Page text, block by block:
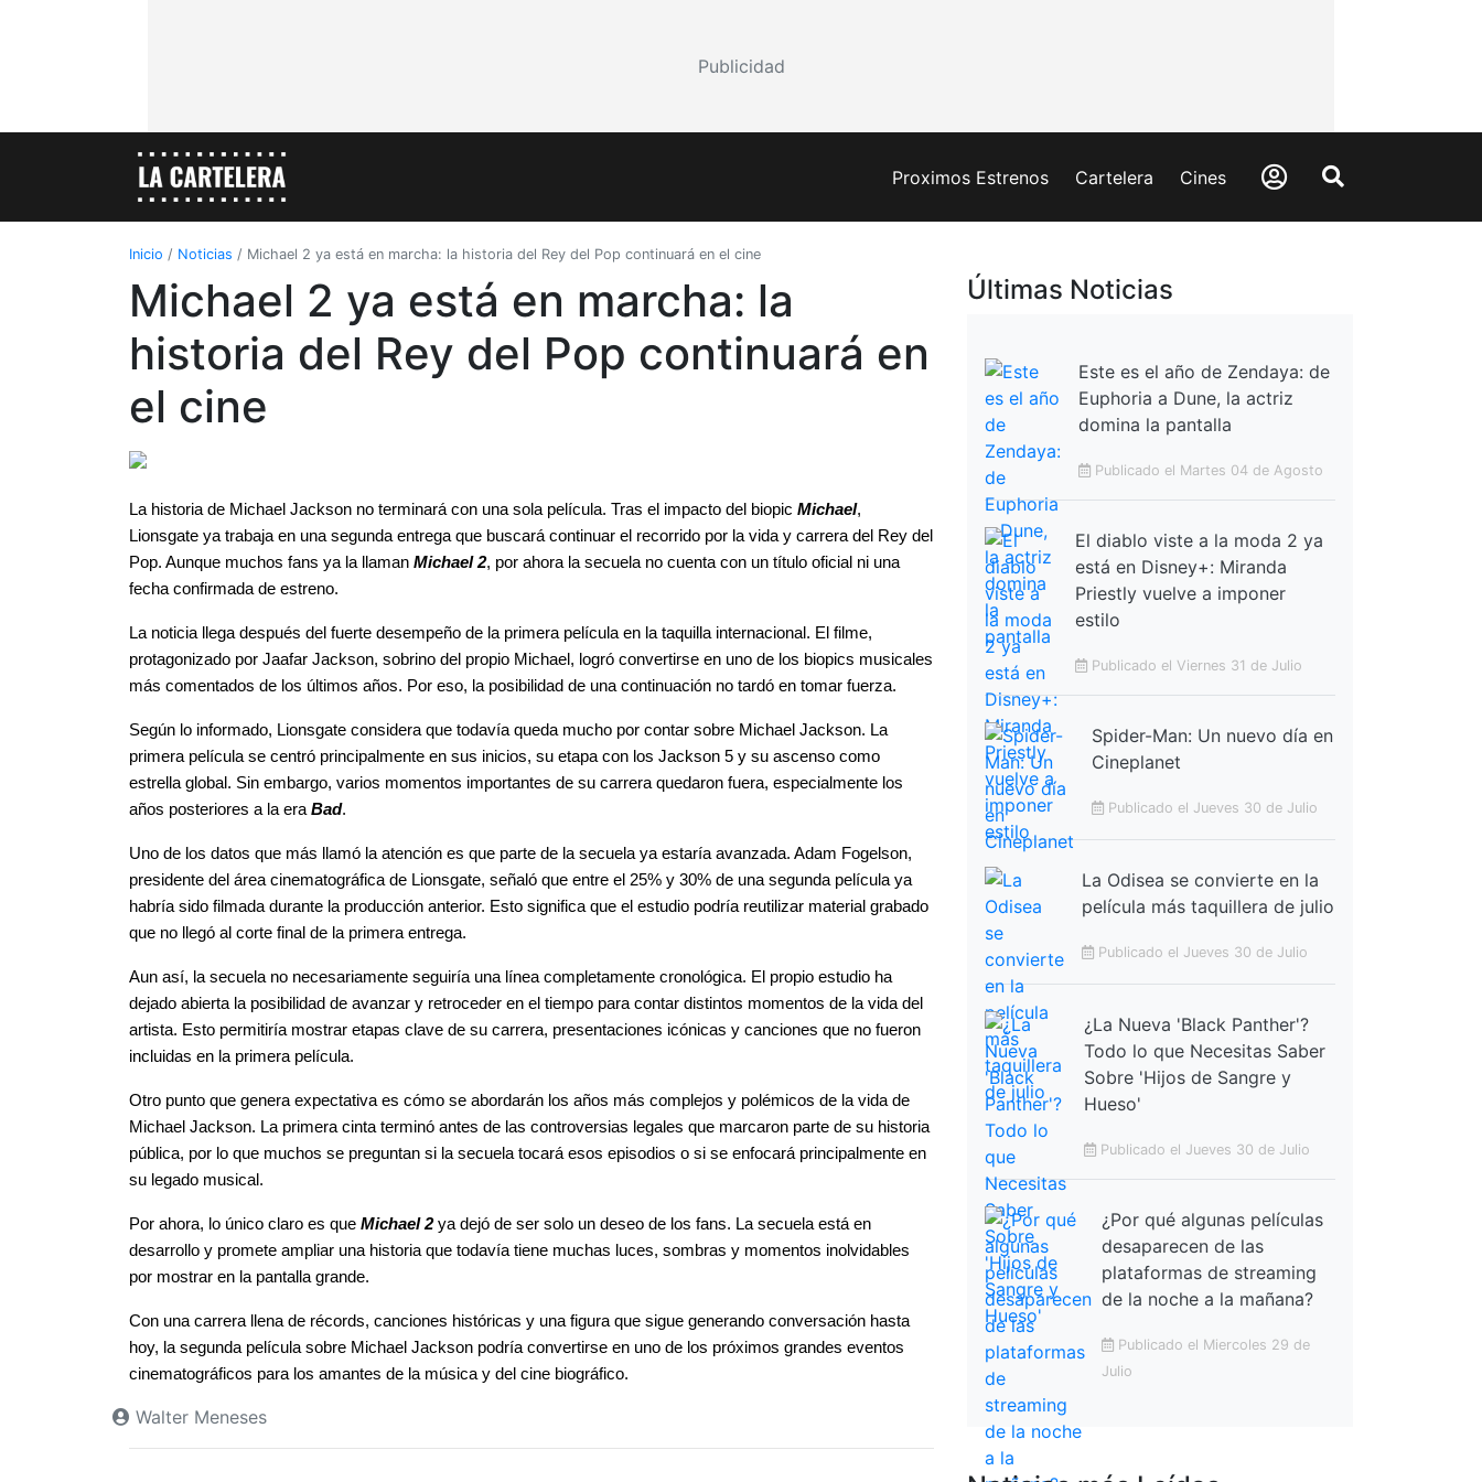
Publicidad
Proximos Estrenos Cartelera Cines
Inicio / Noticias / Michael 2 ya está en marcha: la historia del Rey del Pop continuará en el cine
Michael 2 ya está en marcha: la
historia del Rey del Pop continuará en
el cine
La historia de Michael Jackson no terminará con una sola película. Tras el impacto del biopic Michael,
Lionsgate ya trabaja en una segunda entrega que buscará continuar el recorrido por la vida y carrera del Rey del
Pop. Aunque muchos fans ya la llaman Michael 2, por ahora la secuela no cuenta con un título oficial ni una
fecha confirmada de estreno.
La noticia llega después del fuerte desempeño de la primera película en la taquilla internacional. El filme,
protagonizado por Jaafar Jackson, sobrino del propio Michael, logró convertirse en uno de los biopics musicales
más comentados de los últimos años. Por eso, la posibilidad de una continuación no tardó en tomar fuerza.
Según lo informado, Lionsgate considera que todavía queda mucho por contar sobre Michael Jackson. La
primera película se centró principalmente en sus inicios, su etapa con los Jackson 5 y su ascenso como
estrella global. Sin embargo, varios momentos importantes de su carrera quedaron fuera, especialmente los
años posteriores a la era Bad.
Uno de los datos que más llamó la atención es que parte de la secuela ya estaría avanzada. Adam Fogelson,
presidente del área cinematográfica de Lionsgate, señaló que entre el 25% y 30% de una segunda película ya
habría sido filmada durante la producción anterior. Esto significa que el estudio podría reutilizar material grabado
que no llegó al corte final de la primera entrega.
Aun así, la secuela no necesariamente seguiría una línea completamente cronológica. El propio estudio ha
dejado abierta la posibilidad de avanzar y retroceder en el tiempo para contar distintos momentos de la vida del
artista. Esto permitiría mostrar etapas clave de su carrera, presentaciones icónicas y canciones que no fueron
incluidas en la primera película.
Otro punto que genera expectativa es cómo se abordarán los años más complejos y polémicos de la vida de
Michael Jackson. La primera cinta terminó antes de las controversias legales que marcaron parte de su historia
pública, por lo que muchos se preguntan si la secuela tocará esos episodios o si se enfocará principalmente en
su legado musical.
Por ahora, lo único claro es que Michael 2 ya dejó de ser solo un deseo de los fans. La secuela está en
desarrollo y promete ampliar una historia que todavía tiene muchas luces, sombras y momentos inolvidables
por mostrar en la pantalla grande.
Con una carrera llena de récords, canciones históricas y una figura que sigue generando conversación hasta
hoy, la segunda película sobre Michael Jackson podría convertirse en uno de los próximos grandes eventos
cinematográficos para los amantes de la música y del cine biográfico.
Walter Meneses
Últimas Noticias
Este es el año de Zendaya: de
Euphoria a Dune, la actriz
domina la pantalla
Publicado el Martes 04 de Agosto
El diablo viste a la moda 2 ya
está en Disney+: Miranda
Priestly vuelve a imponer
estilo
Publicado el Viernes 31 de Julio
Spider-Man: Un nuevo día en
Cineplanet
Publicado el Jueves 30 de Julio
La Odisea se convierte en la
película más taquillera de julio
Publicado el Jueves 30 de Julio
¿La Nueva 'Black Panther'?
Todo lo que Necesitas Saber
Sobre 'Hijos de Sangre y
Hueso'
Publicado el Jueves 30 de Julio
¿Por qué algunas películas
desaparecen de las
plataformas de streaming
de la noche a la mañana?
Publicado el Miercoles 29 de
Julio